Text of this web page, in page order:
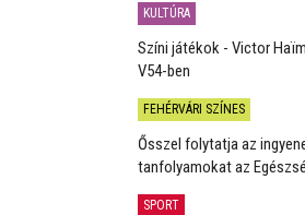
KULTÚRA
Színi játékok - Victor
V54-ben
FEHÉRVÁRI SZÍNES
Ősszel folytatja az
tanfolyamokat az
SPORT